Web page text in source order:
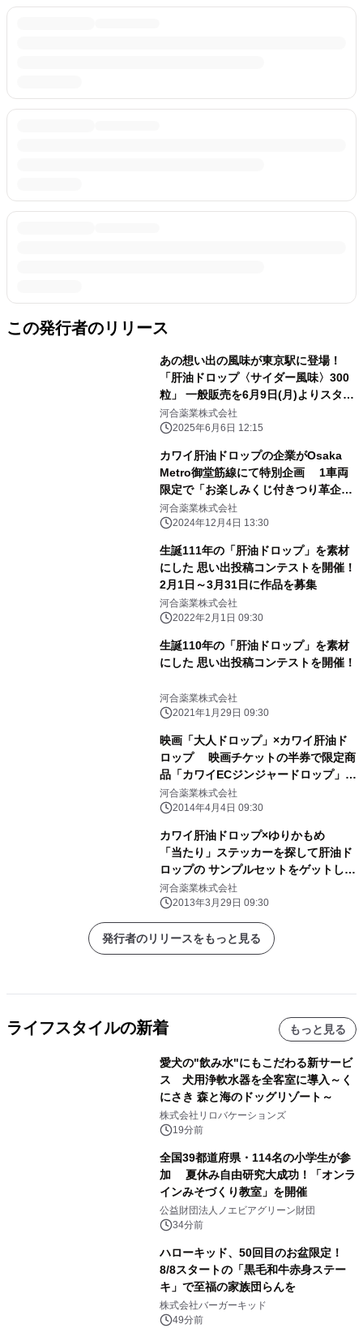
この発行者のリリース
あの想い出の風味が東京駅に登場！
「肝油ドロップ〈サイダー風味〉300
粒」 一般販売を6月9日(月)よりスター
ト
河合薬業株式会社
2025年6月6日 12:15
カワイ肝油ドロップの企業がOsaka
Metro御堂筋線にて特別企画 1車両
限定で「お楽しみくじ付きつり革企画
(キャンペーン)」を 1年実施！
河合薬業株式会社
2024年12月4日 13:30
生誕111年の「肝油ドロップ」を素材
にした 思い出投稿コンテストを開催！
2月1日～3月31日に作品を募集
河合薬業株式会社
2022年2月1日 09:30
生誕110年の「肝油ドロップ」を素材
にした 思い出投稿コンテストを開催！
河合薬業株式会社
2021年1月29日 09:30
映画「大人ドロップ」×カワイ肝油ド
ロップ 映画チケットの半券で限定商
品「カワイECジンジャードロップ」を
プレゼント
河合薬業株式会社
2014年4月4日 09:30
カワイ肝油ドロップ×ゆりかもめ
「当たり」ステッカーを探して肝油ド
ロップの サンプルセットをゲットしよ
う！！
河合薬業株式会社
2013年3月29日 09:30
発行者のリリースをもっと見る
ライフスタイルの新着 もっと見る
愛犬の"飲み水"にもこだわる新サービ
ス 犬用浄軟水器を全客室に導入～く
にさき 森と海のドッグリゾート～
株式会社リロバケーションズ
19分前
全国39都道府県・114名の小学生が参
加 夏休み自由研究大成功！「オンラ
インみそづくり教室」を開催
公益財団法人ノエビアグリーン財団
34分前
ハローキッド、50回目のお盆限定！
8/8スタートの「黒毛和牛赤身ステー
キ」で至福の家族団らんを
株式会社バーガーキッド
49分前